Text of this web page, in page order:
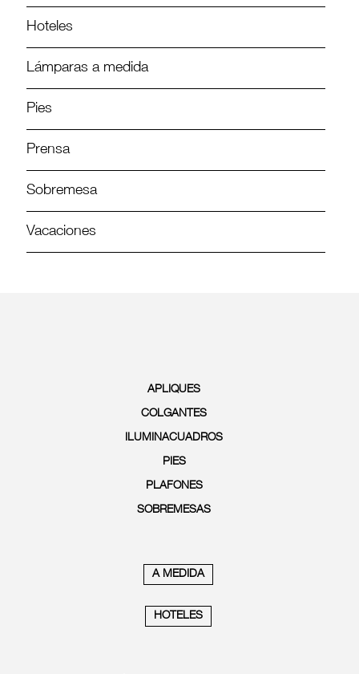
Hoteles
Lámparas a medida
Pies
Prensa
Sobremesa
Vacaciones
APLIQUES
COLGANTES
ILUMINACUADROS
PIES
PLAFONES
SOBREMESAS
A MEDIDA
HOTELES